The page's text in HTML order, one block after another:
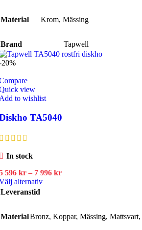
996 kr
flera
alternativen
Material Krom, Mässing
Brand Tapwell
20%
view
to wishlist
TA5040
In stock
596 kr – 7 996 krPrisintervall:
996 kr
alternativDen
flera
Leveranstid
MaterialBronz, Koppar, Mässing, Mattsvart,